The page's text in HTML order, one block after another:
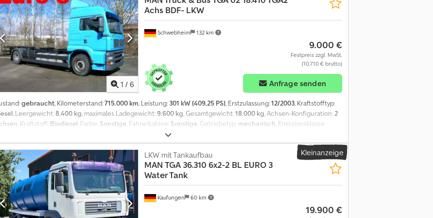
max: Hubkraft 5.580 kg, 4.30m - 3.310 kg, 5.90 m - 2.270 kg, 7.90 m - 1.530 kg, 10.20 m - 1.220 kg, 12.40 m -
kg, Ölkühler, Greifer gegen Mehrpreis von € 2.500,oo erhältlich, das Fahrzeug ist auch ohne Kran für € 29.900,00
ZUBEHÖRANGABEN OHNE GEWÄHR, Änderungen, Zwischenverkauf und Irrtümer vorbehalten! Crodpfx Aiov
Ijf - .
1 / 6
Schwebheim 132 km
Achs BDF- LKW
9.000 €
Festpreis zzgl. MwSt.
(10.710 € brutto)
Anfrage senden
gebraucht, Kilometerstand:715.000 km, Leistung: 301 kW (409,25 PS), Erstzulassung:12/2003, Kraftstofftyp:
, Leergewicht:8.400 kg, maximales Ladegewicht:9.600 kg, Gesamtgewicht:18.000 kg, Achsen-Konfiguration:2
, Kraftstoff: Biodiesel, Farbe: Sonstige, Fahrerkabine: Sonstige, Getriebetyp: mechanisch, Emissionsklasse:
ABS, Anhängerkupplung, Differentialsperre, Druckluftbremse, Tempomat,
, Für Wechselbrücken 7,15 und 7,45 m, , -- Druckfehler, Irrtümer und Änderungen vorbehalten, Muster-
--, Mehr Daten unter: !, More Details: ! Codpfx Aijzqfnro Iorf
Kleinanzeige
Kaufungen 60 km
LKW mit Tankaufbau
MAN TGA 36.310 6x2-2 BL EURO 3
Water Tank
19.900 €